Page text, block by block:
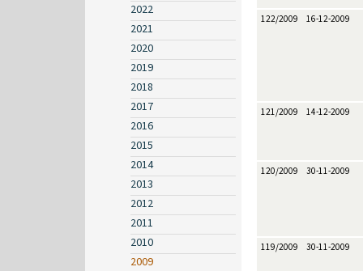
2022
2021
2020
2019
2018
2017
2016
2015
2014
2013
2012
2011
2010
2009
122/2009 16-12-2009
121/2009 14-12-2009
120/2009 30-11-2009
119/2009 30-11-2009